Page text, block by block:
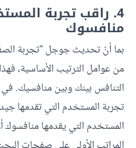
4. راقب تجربة
منافسوك
بما أنّ تحديث جوجل “تجربة
من عوامل الترتيب الأساسية،
التنافس بينك وبين منافسيك. في
تجربة المستخدم التي تقدمها
المستخدم التي يقدمها